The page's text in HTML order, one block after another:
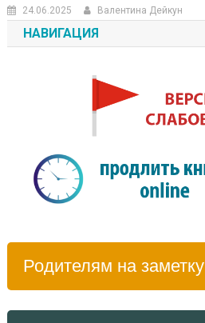
24.06.2025 Валентина Дейкун
НАВИГАЦИЯ
Родителям на заметку